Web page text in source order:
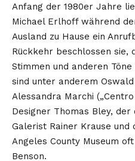
Anfang der 1980er Jahre
Michael Erlhoff während
Ausland zu Hause ein
Rückkehr beschlossen sie,
Stimmen und anderen
sind unter anderem
Alessandra Marchi
Designer Thomas Bley,
Galerist Rainer Krause und
Angeles County Museum
Benson.